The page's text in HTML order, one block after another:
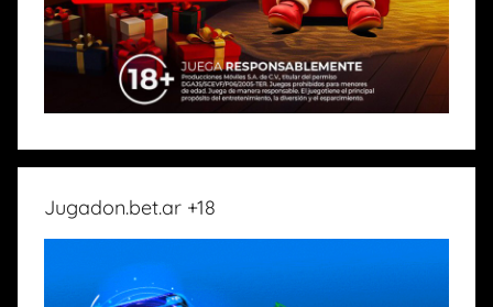
Jugadon.bet.ar +18